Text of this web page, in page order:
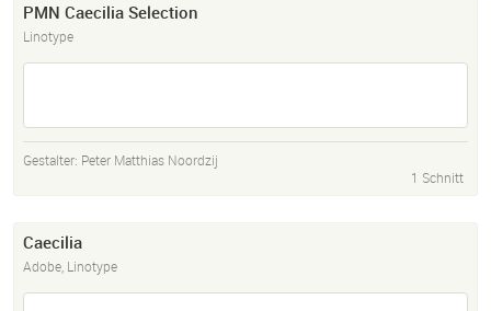
PMN Caecilia Selection
Linotype
Gestalter: Peter Matthias Noordzij
1 Schnitt
Caecilia
Adobe, Linotype